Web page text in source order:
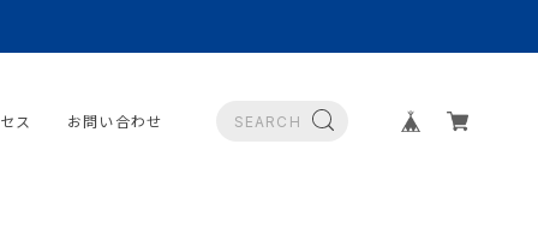
ス お問い合わせ